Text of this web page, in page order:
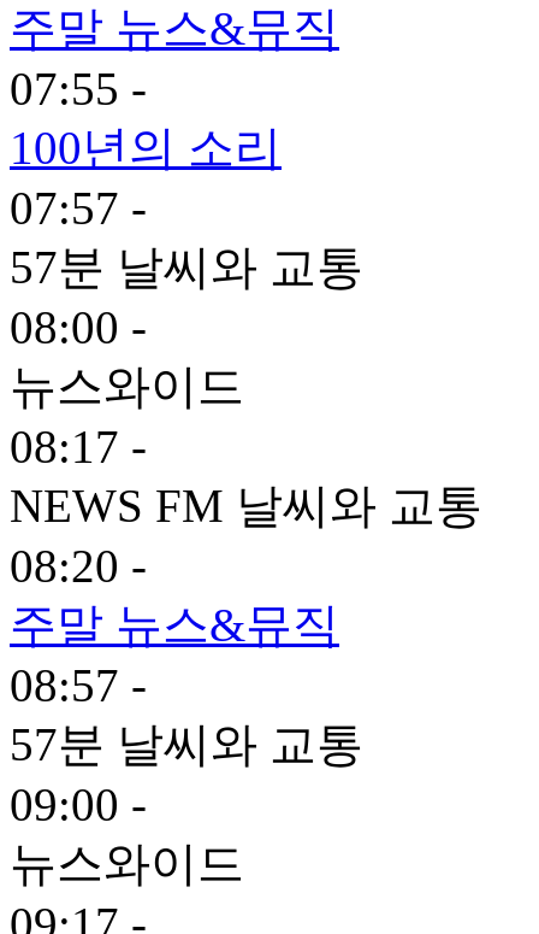
주말 뉴스&뮤직
07:55 -
100년의 소리
07:57 -
57분 날씨와 교통
08:00 -
뉴스와이드
08:17 -
NEWS FM 날씨와 교통
08:20 -
주말 뉴스&뮤직
08:57 -
57분 날씨와 교통
09:00 -
뉴스와이드
09:17 -